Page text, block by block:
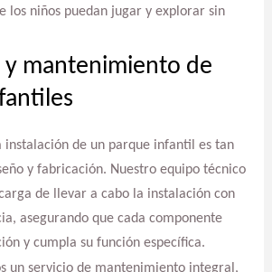
los niños puedan jugar y explorar sin
y mantenimiento de
instalación de un parque infantil es tan
y fabricación. Nuestro equipo técnico
de llevar a cabo la instalación con
asegurando que cada componente
y cumpla su función específica.
un servicio de mantenimiento integral,